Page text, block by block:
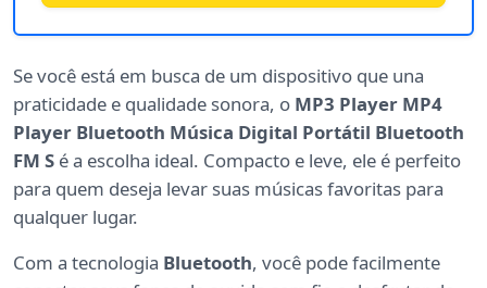
Se você está em busca de um dispositivo que una
praticidade e qualidade sonora, o MP3 Player MP4
Player Bluetooth Música Digital Portátil Bluetooth
FM S é a escolha ideal. Compacto e leve, ele é perfeito
para quem deseja levar suas músicas favoritas para
qualquer lugar.
Com a tecnologia Bluetooth, você pode facilmente